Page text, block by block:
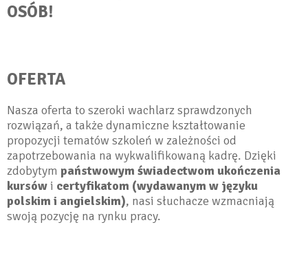
OSÓB!
OFERTA
Nasza oferta to szeroki wachlarz sprawdzonych
rozwiązań, a także dynamiczne kształtowanie
propozycji tematów szkoleń w zależności od
zapotrzebowania na wykwalifikowaną kadrę. Dzięki
zdobytym państwowym świadectwom ukończenia
kursówi certyfikatom (wydawanym w języku
polskim i angielskim), nasi słuchacze wzmacniają
swoją pozycję na rynku pracy.